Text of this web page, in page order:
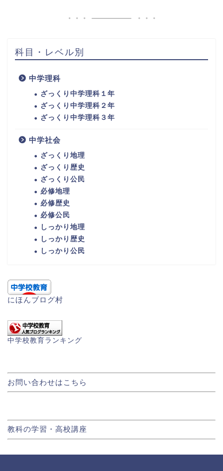
科目・レベル別
中学理科
ざっくり中学理科１年
ざっくり中学理科２年
ざっくり中学理科３年
中学社会
ざっくり地理
ざっくり歴史
ざっくり公民
必修地理
必修歴史
必修公民
しっかり地理
しっかり歴史
しっかり公民
にほんブログ村
中学校教育ランキング
お問い合わせはこちら
教科の学習・高校講座